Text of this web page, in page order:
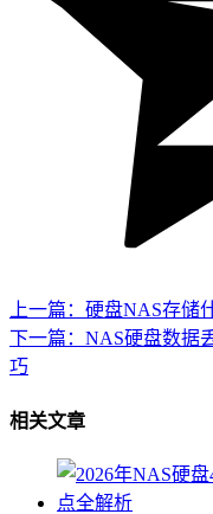
上一篇：硬盘NAS存储
下一篇：NAS硬盘数据
巧
相关文章